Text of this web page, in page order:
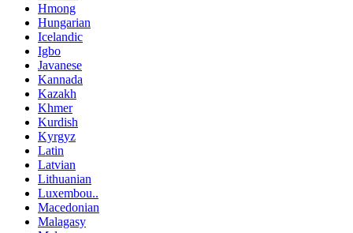
Hmong
Hungarian
Icelandic
Igbo
Javanese
Kannada
Kazakh
Khmer
Kurdish
Kyrgyz
Latin
Latvian
Lithuanian
Luxembou..
Macedonian
Malagasy